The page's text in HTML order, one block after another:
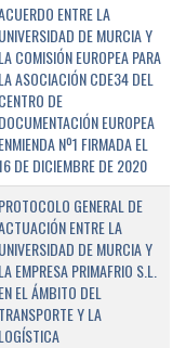
ENTRE LA
UNIVERSIDAD DE MURCIA Y
LA COMISIÓN EUROPEA PARA
LA ASOCIACIÓN CDE34 DEL
CENTRO DE
DOCUMENTACIÓN EUROPEA
ENMIENDA Nº1 FIRMADA EL
DE DICIEMBRE DE 2020
PROTOCOLO GENERAL DE
ENTRE LA
UNIVERSIDAD DE MURCIA Y
LA EMPRESA PRIMAFRIO S.L.
EN EL ÁMBITO DEL
TRANSPORTE Y LA
LOGÍSTICA